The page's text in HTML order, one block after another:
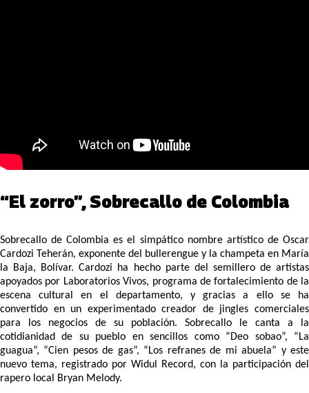
“El zorro”, Sobrecallo de Colombia
Sobrecallo de Colombia es el simpático nombre artístico de Oscar
Cardozi Teherán, exponente del bullerengue y la champeta en María
la Baja, Bolívar. Cardozi ha hecho parte del semillero de artistas
apoyados por Laboratorios Vivos, programa de fortalecimiento de la
escena cultural en el departamento, y gracias a ello se ha
convertido en un experimentado creador de jingles comerciales
para los negocios de su población. Sobrecallo le canta a la
cotidianidad de su pueblo en sencillos como “Deo sobao”, “La
guagua”, “Cien pesos de gas”, “Los refranes de mi abuela” y este
nuevo tema, registrado por Widul Record, con la participación del
rapero local Bryan Melody.